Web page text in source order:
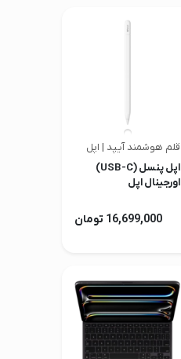
قلم هوشمند آیپد | اپل
اپل پنسل (USB-C)
اورجینال اپل
16,699,000 تومان